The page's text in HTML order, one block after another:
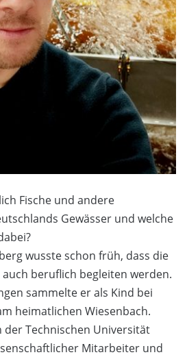
Fische und andere
Gewässer und welche
wusste schon früh, dass die
auch beruflich begleiten werden.
sammelte er als Kind bei
heimatlichen Wiesenbach.
der Technischen Universität
Mitarbeiter und